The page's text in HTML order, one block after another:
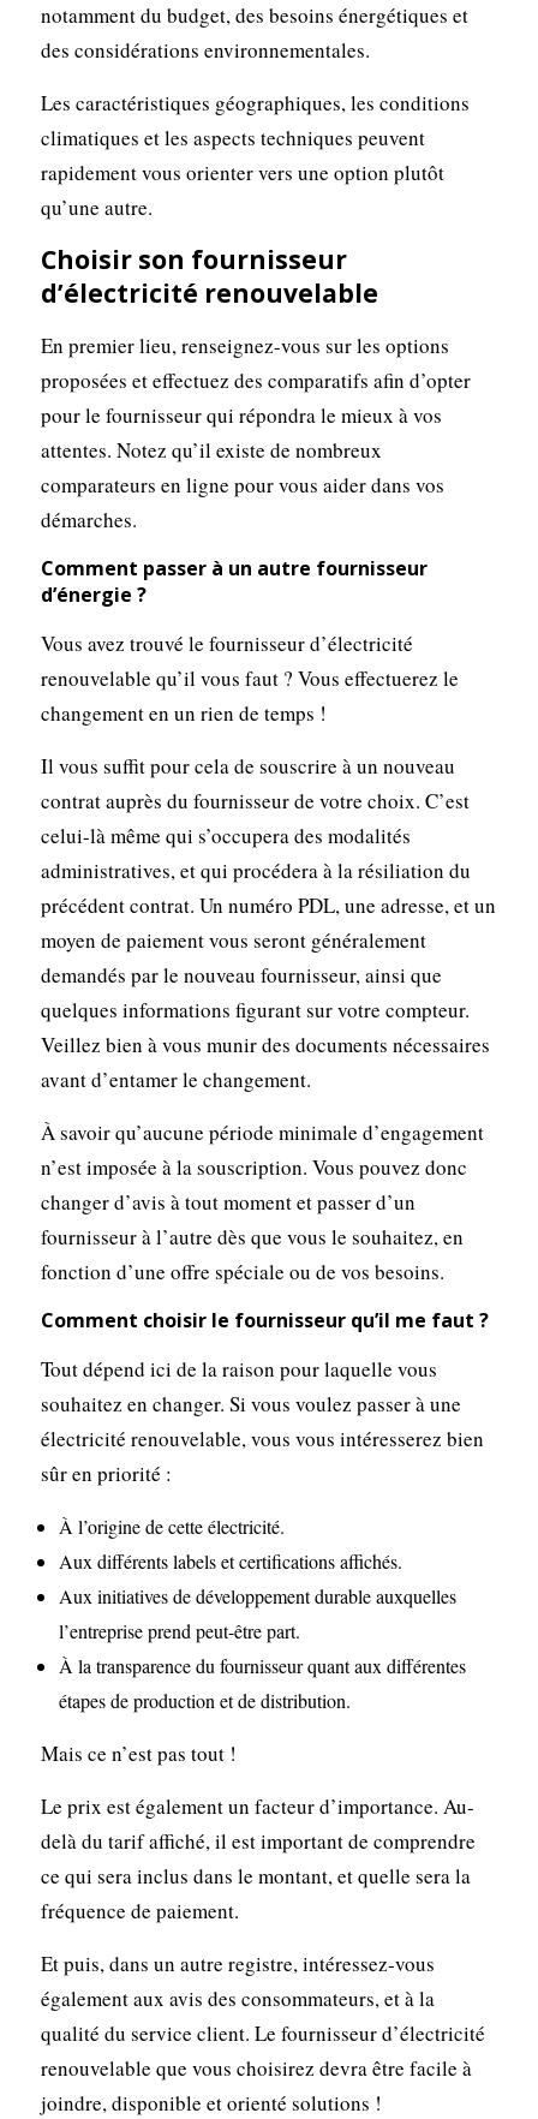
notamment du budget, des besoins énergétiques et
des considérations environnementales.
Les caractéristiques géographiques, les conditions
climatiques et les aspects techniques peuvent
rapidement vous orienter vers une option plutôt
qu’une autre.
Choisir son fournisseur
d’électricité renouvelable
En premier lieu, renseignez-vous sur les options
proposées et effectuez des comparatifs afin d’opter
pour le fournisseur qui répondra le mieux à vos
attentes. Notez qu’il existe de nombreux
comparateurs en ligne pour vous aider dans vos
démarches.
Comment passer à un autre fournisseur
d’énergie ?
Vous avez trouvé le fournisseur d’électricité
renouvelable qu’il vous faut ? Vous effectuerez le
changement en un rien de temps !
Il vous suffit pour cela de souscrire à un nouveau
contrat auprès du fournisseur de votre choix. C’est
celui-là même qui s’occupera des modalités
administratives, et qui procédera à la résiliation du
précédent contrat. Un numéro PDL, une adresse, et un
moyen de paiement vous seront généralement
demandés par le nouveau fournisseur, ainsi que
quelques informations figurant sur votre compteur.
Veillez bien à vous munir des documents nécessaires
avant d’entamer le changement.
À savoir qu’aucune période minimale d’engagement
n’est imposée à la souscription. Vous pouvez donc
changer d’avis à tout moment et passer d’un
fournisseur à l’autre dès que vous le souhaitez, en
fonction d’une offre spéciale ou de vos besoins.
Comment choisir le fournisseur qu’il me faut ?
Tout dépend ici de la raison pour laquelle vous
souhaitez en changer. Si vous voulez passer à une
électricité renouvelable, vous vous intéresserez bien
sûr en priorité :
À l’origine de cette électricité.
Aux différents labels et certifications affichés.
Aux initiatives de développement durable auxquelles
l’entreprise prend peut-être part.
À la transparence du fournisseur quant aux différentes
étapes de production et de distribution.
Mais ce n’est pas tout !
Le prix est également un facteur d’importance. Au-
delà du tarif affiché, il est important de comprendre
ce qui sera inclus dans le montant, et quelle sera la
fréquence de paiement.
Et puis, dans un autre registre, intéressez-vous
également aux avis des consommateurs, et à la
qualité du service client. Le fournisseur d’électricité
renouvelable que vous choisirez devra être facile à
joindre, disponible et orienté solutions !